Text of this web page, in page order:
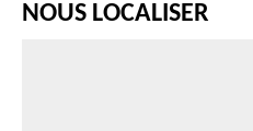
NOUS LOCALISER